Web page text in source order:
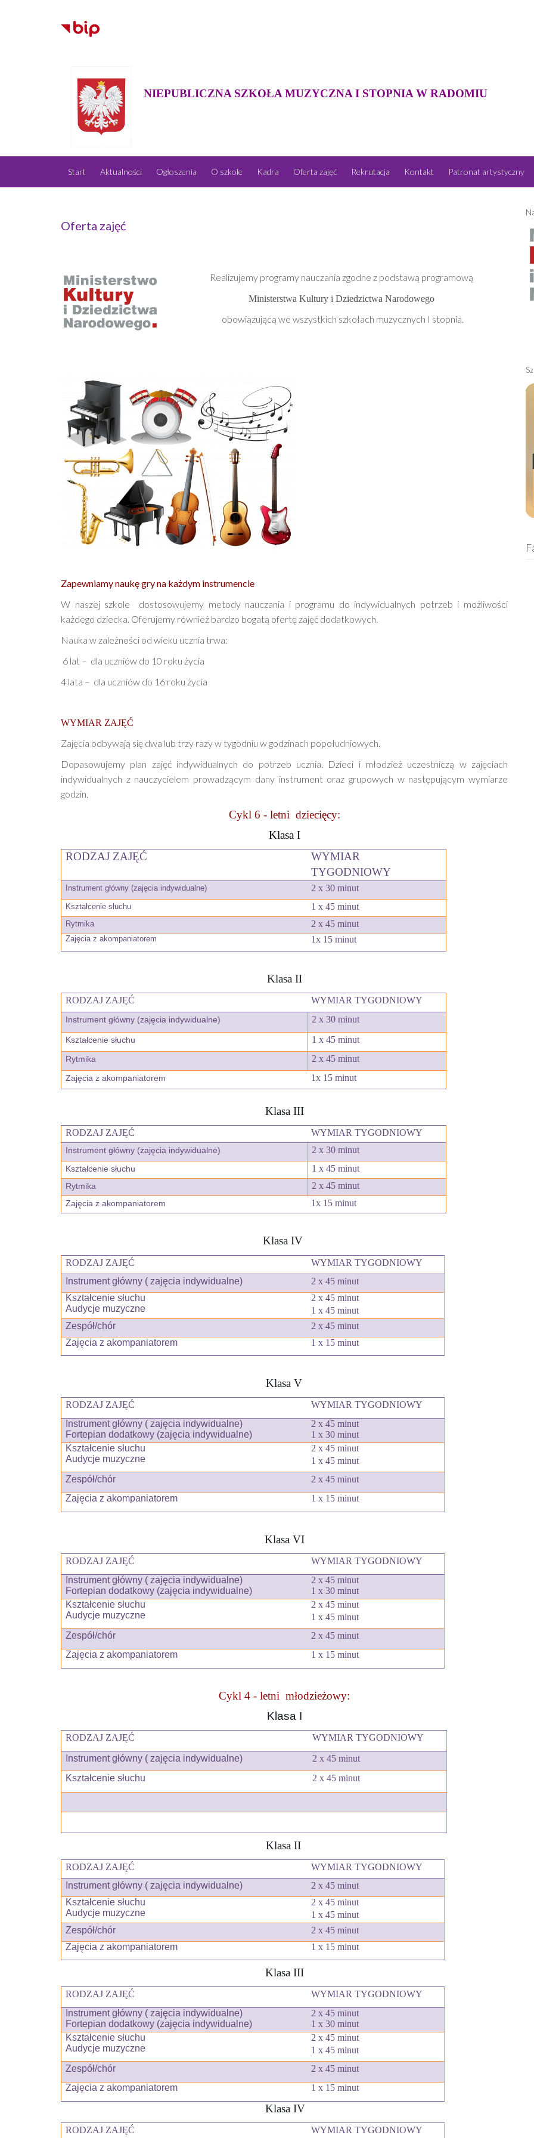
NIEPUBLICZNA SZKOŁA MUZYCZNA I STOPNIA W RADOMIU
Start Aktualności Ogłoszenia O szkole Kadra Oferta zajęć Rekrutacja Kontakt Patronat artystyczny
Oferta zajęć
Realizujemy programy nauczania zgodne z podstawą programową
Ministerstwa Kultury i Dziedzictwa Narodowego
obowiązującą we wszystkich szkołach muzycznych I stopnia.
Zapewniamy naukę gry na każdym instrumencie
W naszej szkole dostosowujemy metody nauczania i programu do indywidualnych potrzeb i możliwości
każdego dziecka. Oferujemy również bardzo bogatą ofertę zajęć dodatkowych.
Nauka w zależności od wieku ucznia trwa:
6 lat – dla uczniów do 10 roku życia
4 lata – dla uczniów do 16 roku życia
WYMIAR ZAJĘĆ
Zajęcia odbywają się dwa lub trzy razy w tygodniu w godzinach popołudniowych.
Dopasowujemy plan zajęć indywidualnych do potrzeb ucznia. Dzieci i młodzież uczestniczą w zajęciach
indywidualnych z nauczycielem prowadzącym dany instrument oraz grupowych w następującym wymiarze
godzin.
Cykl 6 - letni dziecięcy:
Klasa I
RODZAJ ZAJĘĆ
WYMIAR
TYGODNIOWY
Instrument główny (zajęcia indywidualne) 2 x 30 minut
Kształcenie słuchu 1 x 45 minut
Rytmika 2 x 45 minut
Zajęcia z akompaniatorem 1x 15 minut
Klasa II
RODZAJ ZAJĘĆ WYMIAR TYGODNIOWY
Instrument główny (zajęcia indywidualne) 2 x 30 minut
Kształcenie słuchu 1 x 45 minut
Rytmika 2 x 45 minut
Zajęcia z akompaniatorem 1x 15 minut
Klasa III
RODZAJ ZAJĘĆ WYMIAR TYGODNIOWY
Instrument główny (zajęcia indywidualne) 2 x 30 minut
Kształcenie słuchu 1 x 45 minut
Rytmika 2 x 45 minut
Zajęcia z akompaniatorem 1x 15 minut
Klasa IV
RODZAJ ZAJĘĆ
WYMIAR TYGODNIOWY
Instrument główny ( zajęcia indywidualne)
2 x 45 minut
Kształcenie słuchu
Audycje muzyczne
2 x 45 minut
1x 45 minut
Zespół/chór
2 x 45 minut
Zajęcia z akompaniatorem
1 x 15 minut
Klasa V
RODZAJ ZAJĘĆ
WYMIAR TYGODNIOWY
Instrument główny ( zajęcia indywidualne)
Fortepian dodatkowy (zajęcia indywidualne)
2 x 45 minut
1 x 30 minut
Kształcenie słuchu
Audycje muzyczne
2 x 45 minut
1x 45 minut
Zespół/chór
2 x 45 minut
Zajęcia z akompaniatorem
1 x 15 minut
Klasa VI
RODZAJ ZAJĘĆ
WYMIAR TYGODNIOWY
Instrument główny ( zajęcia indywidualne)
Fortepian dodatkowy (zajęcia indywidualne)
2 x 45 minut
1 x 30 minut
Kształcenie słuchu
Audycje muzyczne
2 x 45 minut
1x 45 minut
Zespół/chór
2 x 45 minut
Zajęcia z akompaniatorem
1 x 15 minut
Cykl 4 - letni młodzieżowy:
Klasa I
RODZAJ ZAJĘĆ WYMIAR TYGODNIOWY
Instrument główny ( zajęcia indywidualne)
2 x 45 minut
Kształcenie słuchu
2 x 45 minut
Klasa II
RODZAJ ZAJĘĆ
WYMIAR TYGODNIOWY
Instrument główny ( zajęcia indywidualne)
2 x 45 minut
Kształcenie słuchu
Audycje muzyczne
2 x 45 minut
1x 45 minut
Zespół/chór
2 x 45 minut
Zajęcia z akompaniatorem
1 x 15 minut
Klasa III
RODZAJ ZAJĘĆ
WYMIAR TYGODNIOWY
Instrument główny ( zajęcia indywidualne)
Fortepian dodatkowy (zajęcia indywidualne)
2 x 45 minut
1 x 30 minut
Kształcenie słuchu
Audycje muzyczne
2 x 45 minut
1x 45 minut
Zespół/chór
2 x 45 minut
Zajęcia z akompaniatorem
1 x 15 minut
Klasa IV
RODZAJ ZAJĘĆ WYMIAR TYGODNIOWY